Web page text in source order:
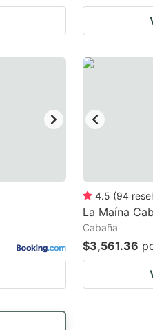
4.5 (94
La Maína
Cabaña
$3,561.36